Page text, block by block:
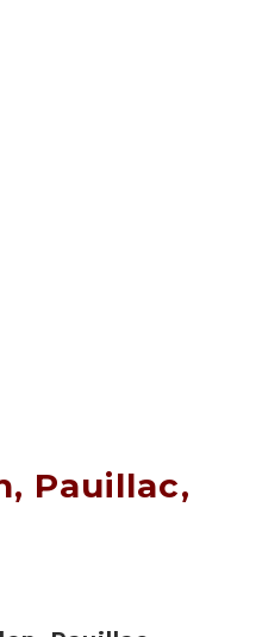
Pauillac,